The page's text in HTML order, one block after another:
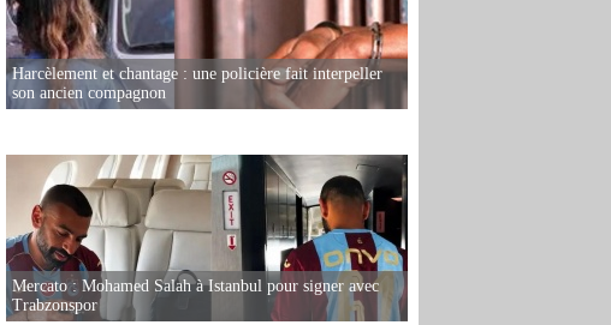
Harcèlement et chantage : une policière fait interpeller
son ancien compagnon
Mercato : Mohamed Salah à Istanbul pour signer avec
Trabzonspor